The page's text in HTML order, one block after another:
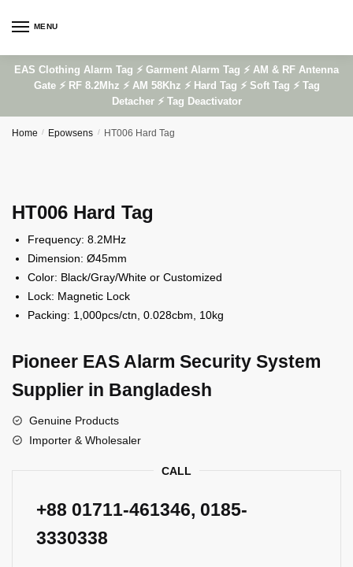
MENU
EAS Clothing Alarm Tag ⚡ Garment Alarm Tag ⚡ AM & RF Antenna
Gate ⚡ RF 8.2Mhz ⚡ AM 58Khz ⚡ Hard Tag ⚡ Soft Tag ⚡ Tag
Detacher ⚡ Tag Deactivator
Home / Epowsens / HT006 Hard Tag
HT006 Hard Tag
Frequency: 8.2MHz
Dimension: Ø45mm
Color: Black/Gray/White or Customized
Lock: Magnetic Lock
Packing: 1,000pcs/ctn, 0.028cbm, 10kg
Pioneer EAS Alarm Security System
Supplier in Bangladesh
Genuine Products
Importer & Wholesaler
CALL
+88 01711-461346, 0185-
3330338